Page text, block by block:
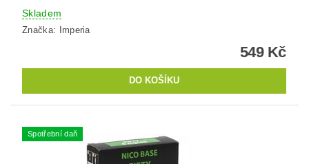
Skladem
Značka: Imperia
549 Kč
Spotřební daň